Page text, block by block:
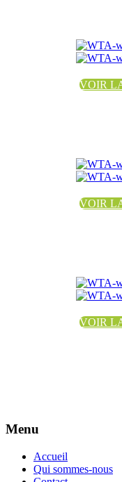
VOIR
VOIR
VOIR
Menu
Accueil
Qui sommes-nous